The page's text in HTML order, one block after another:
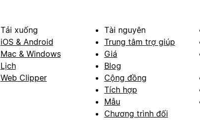
Tải xuống
iOS & Android
Mac & Windows
Lịch
Web Clipper
Tài nguyên
Trung tâm trợ giúp
Giá
Blog
Cộng đồng
Tích hợp
Mẫu
Chương trình đối